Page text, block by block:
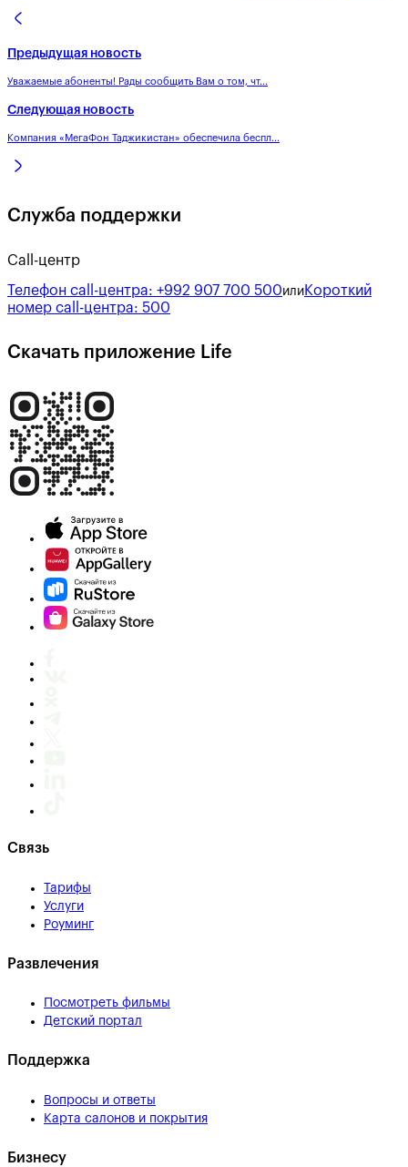
Предыдущая новость
Уважаемые абоненты! Рады сообщить Вам о том, чт...
Следующая новость
Компания «МегаФон Таджикистан» обеспечила беспл...
Служба поддержки
Call-центр
Телефон call-центра: +992 907 700 500или Короткий
номер call-центра: 500
Скачать приложение Life
Связь
Тарифы
Услуги
Роуминг
Развлечения
Посмотреть фильмы
Детский портал
Поддержка
Вопросы и ответы
Карта салонов и покрытия
Бизнесу